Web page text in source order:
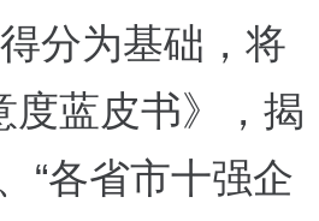
分为基础，将
度蓝皮书》，揭
“各省市十强企